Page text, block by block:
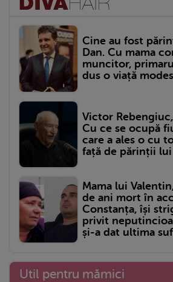
Cine au fost
Dan. Cu mama
muncitor,
dus o viață
Victor
Cu ce se ocupă
care a ales o cu
față de părinții lui
Mama lui
de ani mort în
Constanța, își
privit
și-a dat ultima
Util pentru mămici